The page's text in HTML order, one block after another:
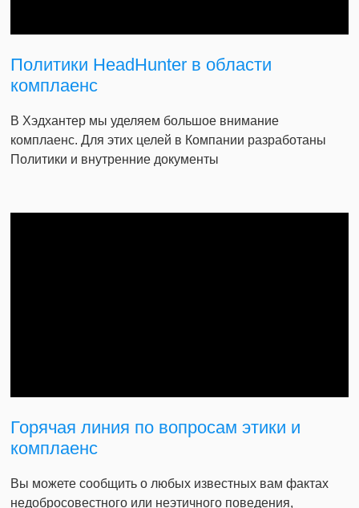
Политики HeadHunter в области
комплаенс
В Хэдхантер мы уделяем большое внимание
комплаенс. Для этих целей в Компании разработаны
Политики и внутренние документы
Горячая линия по вопросам этики и
комплаенс
Вы можете сообщить о любых известных вам фактах
недобросовестного или неэтичного поведения,